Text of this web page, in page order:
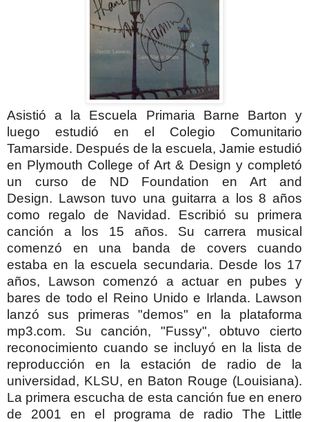
Asistió a la Escuela Primaria Barne Barton y
luego estudió en el Colegio Comunitario
Tamarside. Después de la escuela, Jamie estudió
en Plymouth College of Art & Design y completó
un curso de ND Foundation en Art and
Design. Lawson tuvo una guitarra a los 8 años
como regalo de Navidad. Escribió su primera
canción a los 15 años. Su carrera musical
comenzó en una banda de covers cuando
estaba en la escuela secundaria. Desde los 17
años, Lawson comenzó a actuar en pubes y
bares de todo el Reino Unido e Irlanda. Lawson
lanzó sus primeras "demos" en la plataforma
mp3.com. Su canción, "Fussy", obtuvo cierto
reconocimiento cuando se incluyó en la lista de
reproducción en la estación de radio de la
universidad, KLSU, en Baton Rouge (Louisiana).
La primera escucha de esta canción fue en enero
de 2001 en el programa de radio The Little